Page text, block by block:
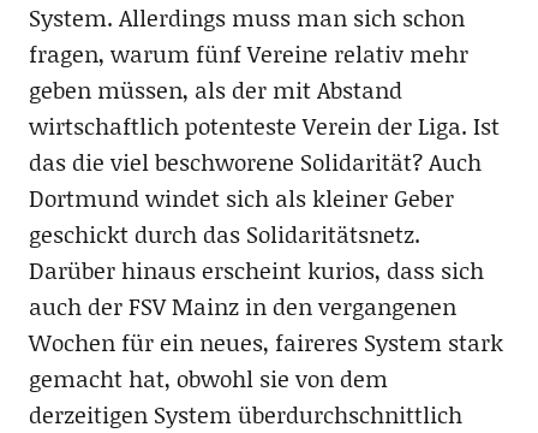
System. Allerdings muss man sich schon
fragen, warum fünf Vereine relativ mehr
geben müssen, als der mit Abstand
wirtschaftlich potenteste Verein der Liga. Ist
das die viel beschworene Solidarität? Auch
Dortmund windet sich als kleiner Geber
geschickt durch das Solidaritätsnetz.
Darüber hinaus erscheint kurios, dass sich
auch der FSV Mainz in den vergangenen
Wochen für ein neues, faireres System stark
gemacht hat, obwohl sie von dem
derzeitigen System überdurchschnittlich